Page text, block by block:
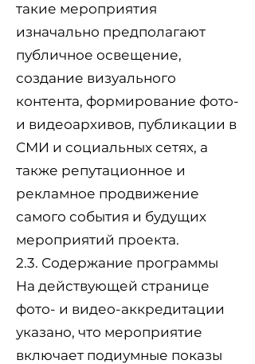
такие мероприятия
изначально предполагают
публичное освещение,
создание визуального
контента, формирование фото-
и видеоархивов, публикации в
СМИ и социальных сетях, а
также репутационное и
рекламное продвижение
самого события и будущих
мероприятий проекта.
2.3. Содержание программы
На действующей странице
фото- и видео-аккредитации
указано, что мероприятие
включает подиумные показы